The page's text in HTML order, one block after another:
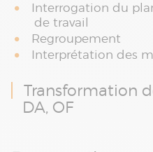
Interrogation du
de travail
Regroupement
Interprétation des
Transformation
DA, OF